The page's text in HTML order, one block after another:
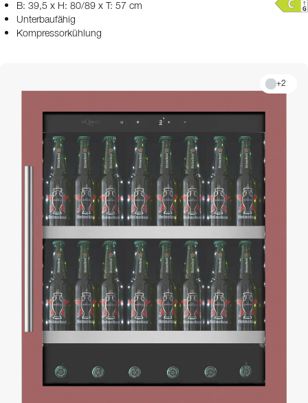
B: 39,5 x H: 80/89 x T: 57 cm
Unterbaufähig
Kompressorkühlung
+2